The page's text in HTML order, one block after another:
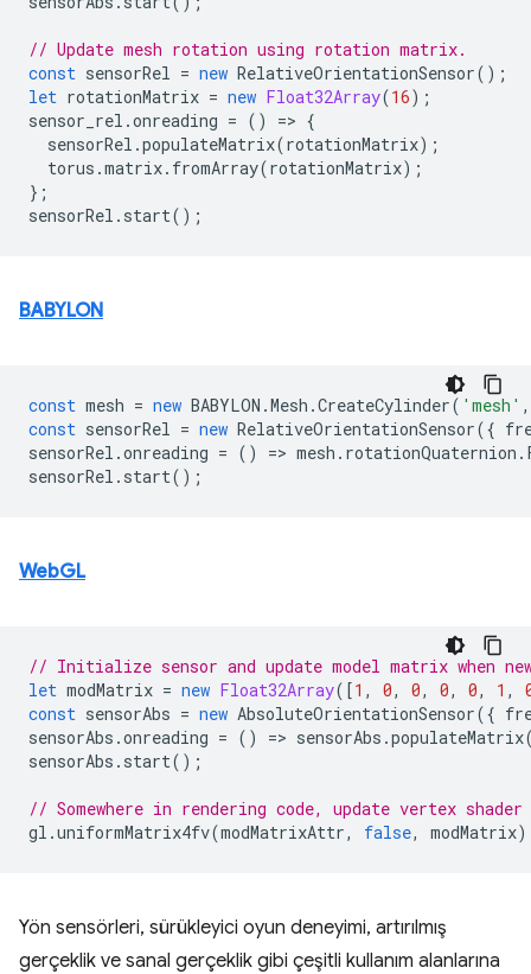
// Update mesh rotation using rotation matrix.
const sensorRel = new RelativeOrientationSensor();
let rotationMatrix = new Float32Array(16);
sensor_rel .onreading = () => {
sensorRel .populateMatrix(rotationMatrix);
torus .matrix. fromArray(rotationMatrix);
};
sensorRel . start();
BABYLON
const mesh = new BABYLON .Mesh .CreateCylinder( 'mesh' ,
const sensorRel = new RelativeOrientationSensor({
sensorRel .onreading = () => mesh . rotationQuaternion .
sensorRel . start();
WebGL
// Initialize sensor and update model matrix when
let modMatrix = new Float32Array([1 , 0, 0, 0, 0, 1 ,
const sensorAbs = new AbsoluteOrientationSensor({
sensorAbs .onreading = () => sensorAbs .populateMatrix
sensorAbs . start();
// Somewhere in rendering code, update vertex
gl .uniformMatrix4fv(modMatrixAttr, false, modMatrix
Yön sensörleri, sürükleyici oyun deneyimi, artırılmış
gerçeklik ve sanal gerçeklik gibi çeşitli kullanım alanlarına